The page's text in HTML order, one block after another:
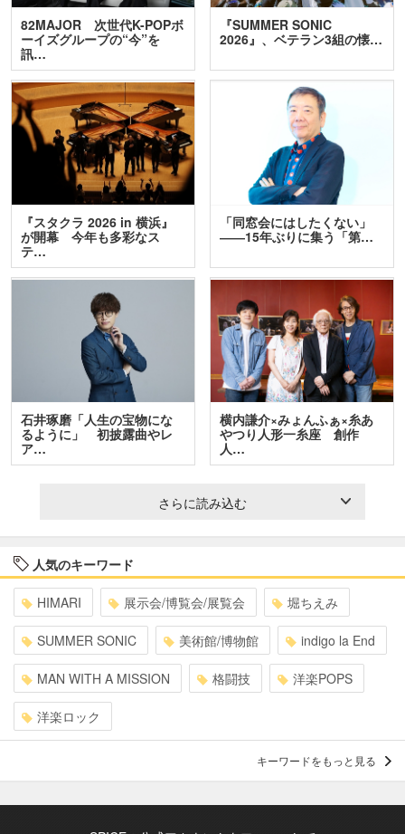
82MAJOR 次世代K-POPボ
ーイズグループの“今”を
訊…
『SUMMER SONIC
2026』、ベテラン3組の懐…
『スタクラ 2026 in 横浜』
が開幕 今年も多彩なス
テ…
「同窓会にはしたくない」
――15年ぶりに集う「第…
石井琢磨「人生の宝物にな
るように」 初披露曲やレ
ア…
横内謙介×みょんふぁ×糸あ
やつり人形一糸座 創作
人…
さらに読み込む
人気のキーワード
HIMARI 展示会/博覧会/展覧会 堀ちえみ
SUMMER SONIC 美術館/博物館 indigo la End
MAN WITH A MISSION 格闘技 洋楽POPS
洋楽ロック
キーワードをもっと見る